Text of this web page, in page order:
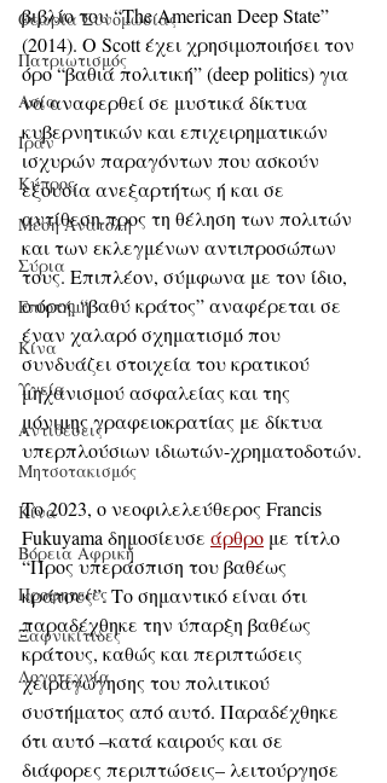
Θεωρία Συνομωσίας
Πατριωτισμός
Ασία
Ιράν
Κύπρος
Μέση Ανατολή
Σύρια
Επιστήμη
Kίνα
Υγεία
Aντιθέσεις
Μητσοτακισμός
Κίνα
Βόρεια Αφρική
Προφητείες
Ξαφνικίτιδες
Λογοτεχνία
βιβλίο του “The American Deep State”
(2014). Ο Scott έχει χρησιμοποιήσει τον
όρο “βαθιά πολιτική” (deep politics) για
να αναφερθεί σε μυστικά δίκτυα
κυβερνητικών και επιχειρηματικών
ισχυρών παραγόντων που ασκούν
εξουσία ανεξαρτήτως ή και σε
αντίθεση προς τη θέληση των πολιτών
και των εκλεγμένων αντιπροσώπων
τους. Επιπλέον, σύμφωνα με τον ίδιο,
ο όρος “βαθύ κράτος” αναφέρεται σε
έναν χαλαρό σχηματισμό που
συνδυάζει στοιχεία του κρατικού
μηχανισμού ασφαλείας και της
μόνιμης γραφειοκρατίας με δίκτυα
υπερπλούσιων ιδιωτών-χρηματοδοτών.
Το 2023, ο νεοφιλελεύθερος Francis
Fukuyama δημοσίευσε άρθρο με τίτλο
“Προς υπεράσπιση του βαθέως
κράτους”. Το σημαντικό είναι ότι
παραδέχθηκε την ύπαρξη βαθέως
κράτους, καθώς και περιπτώσεις
χειραγώγησης του πολιτικού
συστήματος από αυτό. Παραδέχθηκε
ότι αυτό –κατά καιρούς και σε
διάφορες περιπτώσεις– λειτούργησε